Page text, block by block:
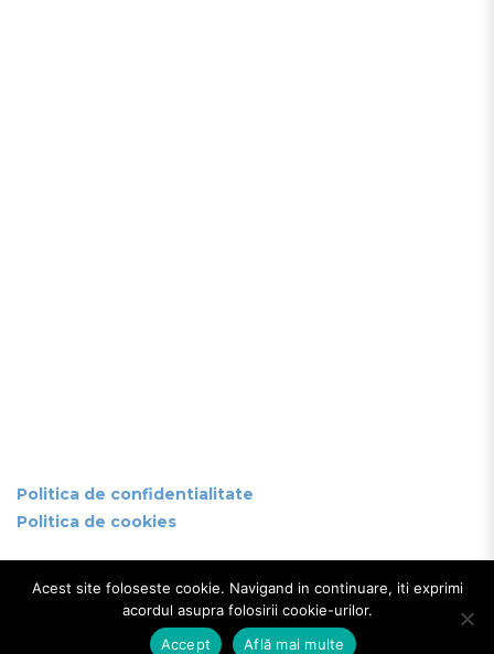
Politica de confidentialitate
Politica de cookies
D.G.I.T.L. SECTOR 4 © 2026
Acest site foloseste cookie. Navigand in continuare, iti exprimi
acordul asupra folosirii cookie-urilor.
Accept
Află mai multe